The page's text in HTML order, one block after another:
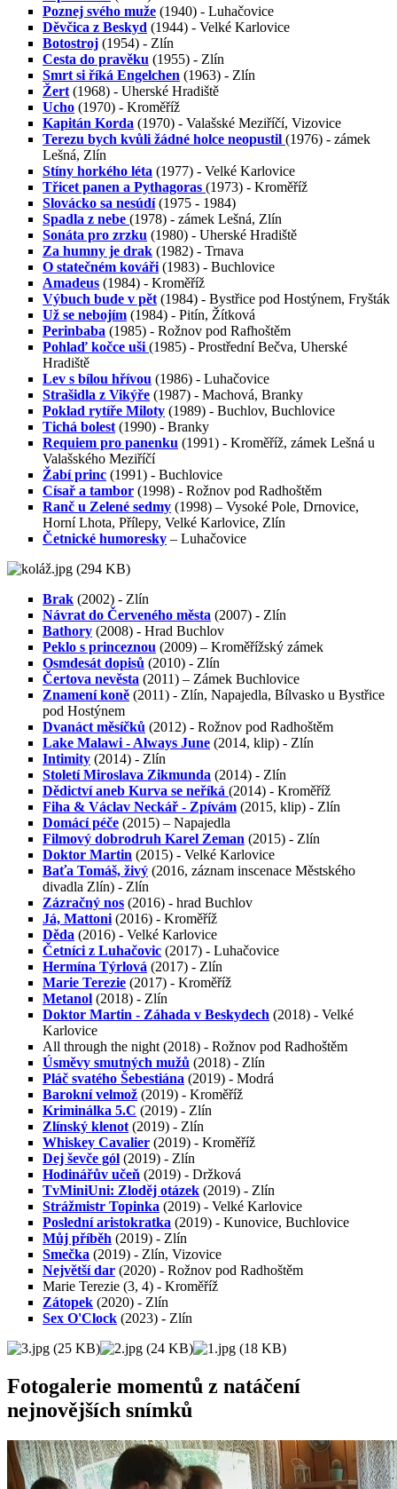
Poznej svého muže (1940) - Luhačovice
Děvčica z Beskyd (1944) - Velké Karlovice
Botostroj (1954) - Zlín
Cesta do pravěku (1955) - Zlín
Smrt si říká Engelchen (1963) - Zlín
Žert (1968) - Uherské Hradiště
Ucho (1970) - Kroměříž
Kapitán Korda (1970) - Valašské Meziříčí, Vizovice
Terezu bych kvůli žádné holce neopustil (1976) - zámek
Lešná, Zlín
Stíny horkého léta (1977) - Velké Karlovice
Třicet panen a Pythagoras (1973) - Kroměříž
Slovácko sa nesúdí(1975 - 1984)
Spadla z nebe (1978) - zámek Lešná, Zlín
Sonáta pro zrzku (1980) - Uherské Hradiště
Za humny je drak (1982) - Trnava
O statečném kováři (1983) - Buchlovice
Amadeus (1984) - Kroměříž
Výbuch bude v pět (1984) - Bystřice pod Hostýnem, Fryšták
Už se nebojím (1984) - Pitín, Žítková
Perinbaba (1985) - Rožnov pod Rafhoštěm
Pohlaď kočce uši (1985) - Prostřední Bečva, Uherské
Hradiště
Lev s bílou hřívou (1986) - Luhačovice
Strašidla z Vikýře (1987) - Machová, Branky
Poklad rytíře Miloty (1989) - Buchlov, Buchlovice
Tichá bolest (1990) - Branky
Requiem pro panenku (1991) - Kroměříž, zámek Lešná u
Valašského Meziříčí
Žabí princ (1991) - Buchlovice
Císař a tambor (1998) - Rožnov pod Radhoštěm
Ranč u Zelené sedmy (1998) – Vysoké Pole, Drnovice,
Horní Lhota, Přílepy, Velké Karlovice, Zlín
Četnické humoresky – Luhačovice
Brak (2002) - Zlín
Návrat do Červeného města (2007) - Zlín
Bathory (2008) - Hrad Buchlov
Peklo s princeznou (2009) – Kroměřížský zámek
Osmdesát dopisů (2010) - Zlín
Čertova nevěsta (2011) – Zámek Buchlovice
Znamení koně (2011) - Zlín, Napajedla, Bílvasko u Bystřice
pod Hostýnem
Dvanáct měsíčků (2012) - Rožnov pod Radhoštěm
Lake Malawi - Always June (2014, klip) - Zlín
Intimity (2014) - Zlín
Století Miroslava Zikmunda (2014) - Zlín
Dědictví aneb Kurva se neříká (2014) - Kroměříž
Fiha & Václav Neckář - Zpívám (2015, klip) - Zlín
Domácí péče (2015) – Napajedla
Filmový dobrodruh Karel Zeman (2015) - Zlín
Doktor Martin (2015) - Velké Karlovice
Baťa Tomáš, živý (2016, záznam inscenace Městského
divadla Zlín) - Zlín
Zázračný nos (2016) - hrad Buchlov
Já, Mattoni (2016) - Kroměříž
Děda (2016) - Velké Karlovice
Četníci z Luhačovic (2017) - Luhačovice
Hermína Týrlová (2017) - Zlín
Marie Terezie (2017) - Kroměříž
Metanol (2018) - Zlín
Doktor Martin - Záhada v Beskydech (2018) - Velké
Karlovice
All through the night (2018) - Rožnov pod Radhoštěm
Úsměvy smutných mužů (2018) - Zlín
Pláč svatého Šebestiána (2019) - Modrá
Barokní velmož (2019) - Kroměříž
Kriminálka 5.C (2019) - Zlín
Zlínský klenot (2019) - Zlín
Whiskey Cavalier (2019) - Kroměříž
Dej ševče gól (2019) - Zlín
Hodinářův učeň (2019) - Držková
TvMiniUni: Zloděj otázek (2019) - Zlín
Strážmistr Topinka (2019) - Velké Karlovice
Poslední aristokratka (2019) - Kunovice, Buchlovice
Můj příběh (2019) - Zlín
Smečka (2019) - Zlín, Vizovice
Největší dar (2020) - Rožnov pod Radhoštěm
Marie Terezie (3, 4) - Kroměříž
Zátopek (2020) - Zlín
Sex O'Clock (2023) - Zlín
Fotogalerie momentů z natáčení
nejnovějších snímků